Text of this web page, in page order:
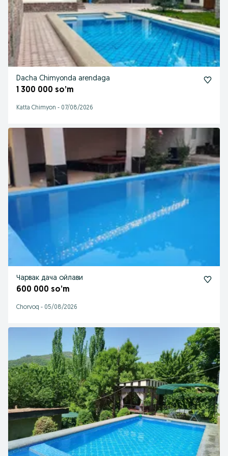
Dacha Chimyonda arendaga
1 300 000 so’m
Katta Chimyon - 07/08/2026
Чарвак дача ойлави
600 000 so’m
Chorvoq - 05/08/2026